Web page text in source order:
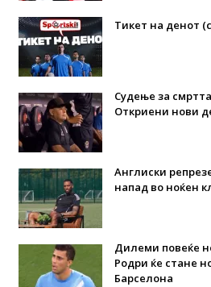
Тикет на денот
Судење за
Откриени нови
Англиски
напад во ноќен
Дилеми повеќе
Родри ќе стане
Барселона